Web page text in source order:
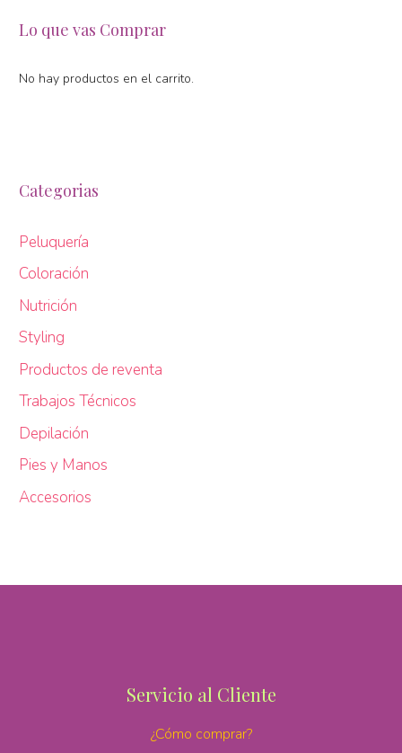
Lo que vas Comprar
No hay productos en el carrito.
Categorias
Peluquería
Coloración
Nutrición
Styling
Productos de reventa
Trabajos Técnicos
Depilación
Pies y Manos
Accesorios
Servicio al Cliente
¿Cómo comprar?